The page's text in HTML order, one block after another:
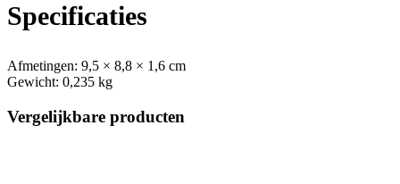
Specificaties
Afmetingen: 9,5 × 8,8 × 1,6 cm
Gewicht: 0,235 kg
Vergelijkbare producten